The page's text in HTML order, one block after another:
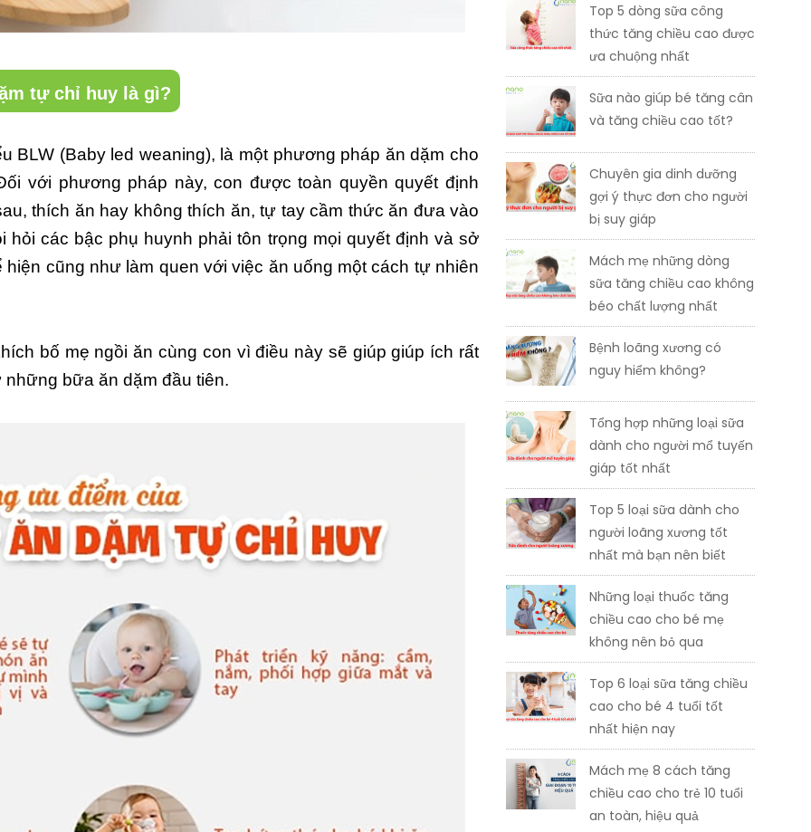
tự chỉ huy là gì?
BLW (Baby led weaning), là một phương pháp ăn dặm cho
với phương pháp này, con được toàn quyền quyết định
thích ăn hay không thích ăn, tự tay cầm thức ăn đưa vào
các bậc phụ huynh phải tôn trọng mọi quyết định và sở
cũng như làm quen với việc ăn uống một cách tự nhiên
bố mẹ ngồi ăn cùng con vì điều này sẽ giúp giúp ích rất
bữa ăn dặm đầu tiên.
Top 5 dòng sữa công
thức tăng chiều cao được
ưa chuộng nhất
Sữa nào giúp bé tăng cân
và tăng chiều cao tốt?
Chuyên gia dinh dưỡng
gợi ý thực đơn cho người
bị suy giáp
Mách mẹ những dòng
sữa tăng chiều cao không
béo chất lượng nhất
Bệnh loãng xương có
nguy hiểm không?
Tổng hợp những loại sữa
dành cho người mổ tuyến
giáp tốt nhất
Top 5 loại sữa dành cho
người loãng xương tốt
nhất mà bạn nên biết
Những loại thuốc tăng
chiều cao cho bé mẹ
không nên bỏ qua
Top 6 loại sữa tăng chiều
cao cho bé 4 tuổi tốt
nhất hiện nay
Mách mẹ 8 cách tăng
chiều cao cho trẻ 10 tuổi
an toàn, hiệu quả